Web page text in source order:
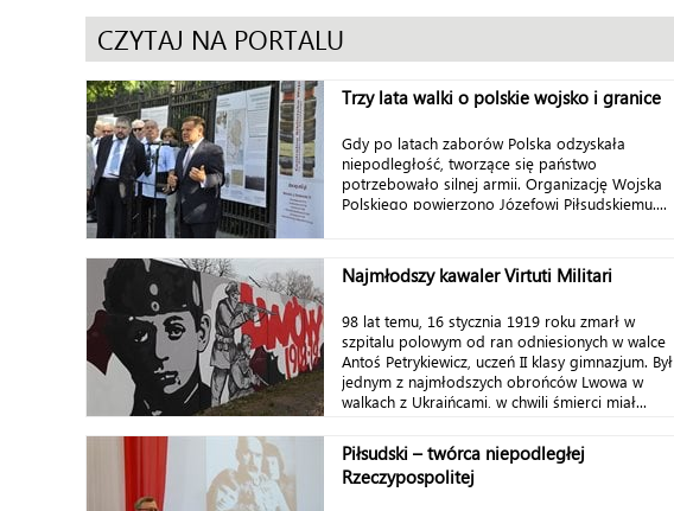
CZYTAJ NA PORTALU
Trzy lata walki o polskie wojsko i granice
Gdy po latach zaborów Polska odzyskała
niepodległość, tworzące się państwo
potrzebowało silnej armii. Organizację Wojska
Polskiego powierzono Józefowi Piłsudskiemu....
Najmłodszy kawaler Virtuti Militari
98 lat temu, 16 stycznia 1919 roku zmarł w
szpitalu polowym od ran odniesionych w walce
Antoś Petrykiewicz, uczeń II klasy gimnazjum. Był
jednym z najmłodszych obrońców Lwowa w
walkach z Ukraińcami, w chwili śmierci miał...
Piłsudski – twórca niepodległej
Rzeczypospolitej